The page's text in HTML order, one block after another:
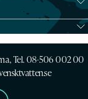
Tel. 08-506 002 00